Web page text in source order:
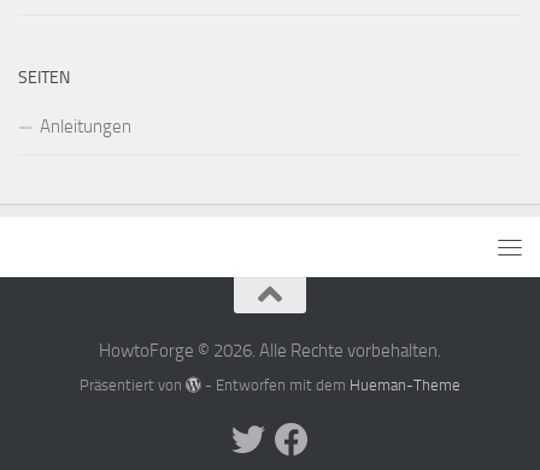
SEITEN
Anleitungen
HowtoForge © 2026. Alle Rechte vorbehalten.
Präsentiert von - Entworfen mit dem Hueman-Theme